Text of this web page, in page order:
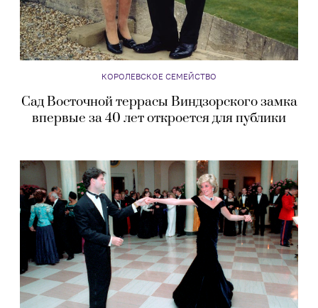
КОРОЛЕВСКОЕ СЕМЕЙСТВО
Сад Восточной террасы Виндзорского замка
впервые за 40 лет откроется для публики